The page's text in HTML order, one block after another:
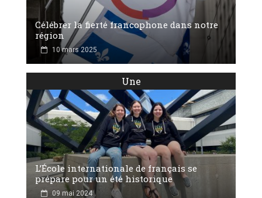
Célébrer la fierté francophone dans notre
région
10 mars 2025
Une
L’École internationale de français se
prépare pour un été historique
09 mai 2024